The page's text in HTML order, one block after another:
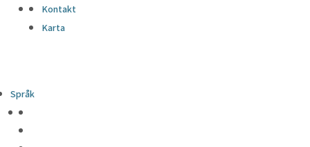
Kontakt
Karta
Språk